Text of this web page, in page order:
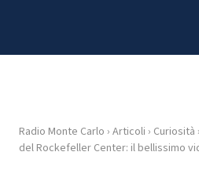
HOME
Radio Monte Carlo › Articoli › Curiosità ›
del Rockefeller Center: il bellissimo